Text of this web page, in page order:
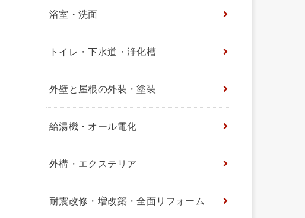
浴室・洗面
トイレ・下水道・浄化槽
外壁と屋根の外装・塗装
給湯機・オール電化
外構・エクステリア
耐震改修・増改築・全面リフォーム